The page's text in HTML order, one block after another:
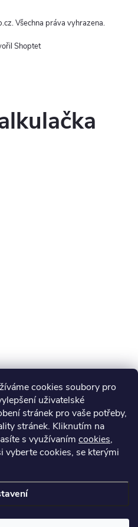
cookies soubory pro
uživatelské
stránek pro vaše potřeby,
stránek. Kliknutím na
s využívaním cookies,
vyberte cookies, se kterými
Shoptet
. Všechna práva vyhrazena.